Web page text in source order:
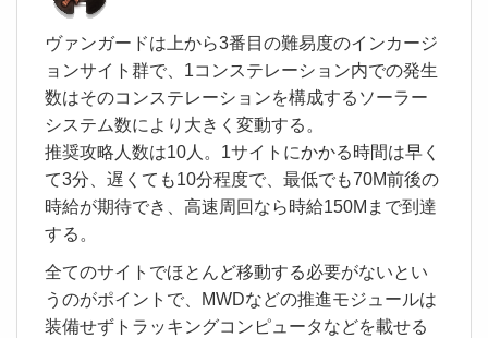
ヴァンガードは上から3番目の難易度のインカージ
ョンサイト群で、1コンステレーション内での発生
数はそのコンステレーションを構成するソーラー
システム数により大きく変動する。
推奨攻略人数は10人。1サイトにかかる時間は早く
て3分、遅くても10分程度で、最低でも70M前後の
時給が期待でき、高速周回なら時給150Mまで到達
する。
全てのサイトでほとんど移動する必要がないとい
うのがポイントで、MWDなどの推進モジュールは
装備せずトラッキングコンピュータなどを載せる